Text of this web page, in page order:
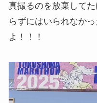
真撮るのを放棄して
らずにはいられなか
よ！！！